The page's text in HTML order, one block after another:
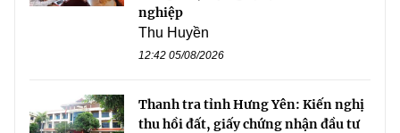
nghiệp
Thu Huyền
12:42 05/08/2026
Thanh tra tỉnh Hưng Yên: Kiến nghị
thu hồi đất, giấy chứng nhận đầu tư